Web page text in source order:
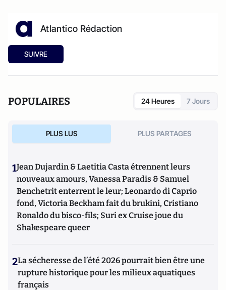
Atlantico Rédaction
SUIVRE
POPULAIRES 24 Heures 7 Jours
PLUS LUS PLUS PARTAGES
1Jean Dujardin & Laetitia Casta étrennent leurs
nouveaux amours, Vanessa Paradis & Samuel
Benchetrit enterrent le leur; Leonardo di Caprio
fond, Victoria Beckham fait du brukini, Cristiano
Ronaldo du bisco-fils; Suri ex Cruise joue du
Shakespeare queer
2La sécheresse de l’été 2026 pourrait bien être une
rupture historique pour les milieux aquatiques
français